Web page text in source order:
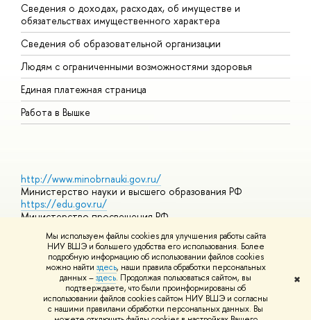
Мы используем файлы cookies для улучшения работы сайта
НИУ ВШЭ и большего удобства его использования. Более
подробную информацию об использовании файлов cookies
можно найти здесь, наши правила обработки персональных
данных –здесь. Продолжая пользоваться сайтом, вы
подтверждаете, что были проинформированы об
использовании файлов cookies сайтом НИУ ВШЭ и согласны
с нашими правилами обработки персональных данных. Вы
✖
Сведения о доходах, расходах, об имуществе и
обязательствах имущественного характера
Сведения об образовательной организации
Людям с ограниченными возможностями здоровья
Единая платежная страница
Работа в Вышке
http://www.minobrnauki.gov.ru/
Министерство науки и высшего образования РФ
https://edu.gov.ru/
Министерство просвещения РФ
https://elearning.hse.ru/mooc
Массовые открытые онлайн-курсы
© НИУ ВШЭ 1993–2026 Адреса и контактыУсловия
использования материалов Политика конфиденциальности
Шрифты HSE Sans и HSE Slab разработаны вШколе дизайна НИУ